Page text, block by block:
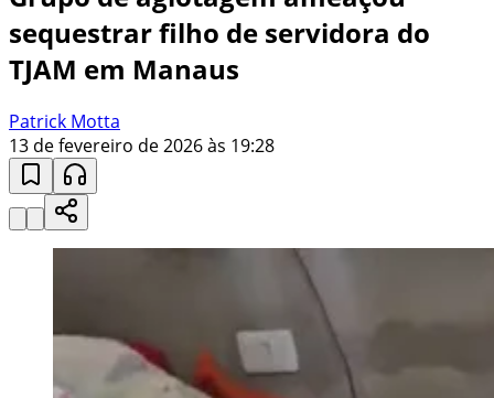
sequestrar filho de servidora do
TJAM em Manaus
Patrick Motta
13 de fevereiro de 2026 às 19:28